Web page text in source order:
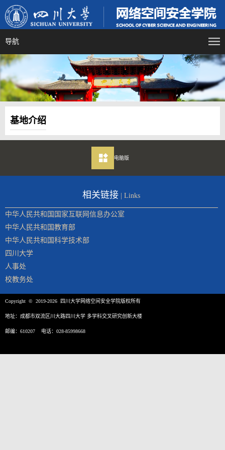
导航
基地介绍
电脑版
相关链接 | Links
中华人民共和国国家互联网信息办公室
中华人民共和国教育部
中华人民共和国科学技术部
四川大学
人事处
校教务处
Copyright © 2019-2026 四川大学网络空间安全学院版权所有
地址：成都市双流区川大路四川大学 多学科交叉研究创新大楼
邮编：610207 电话：028-85998668